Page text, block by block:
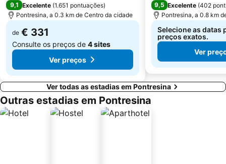
9,1 Excelente (1.651 pontuações)
Pontresina, a 0.3 km de Centro da cidade
de € 331
Consulte os preços de 4 sites
Ver preços
9,5 Excelente (402
Pontresina, a 0.8 km
Selecione as datas
preços exatos.
Ver
Ver todas as estadias em Pontresina
Outras estadias em Pontresina